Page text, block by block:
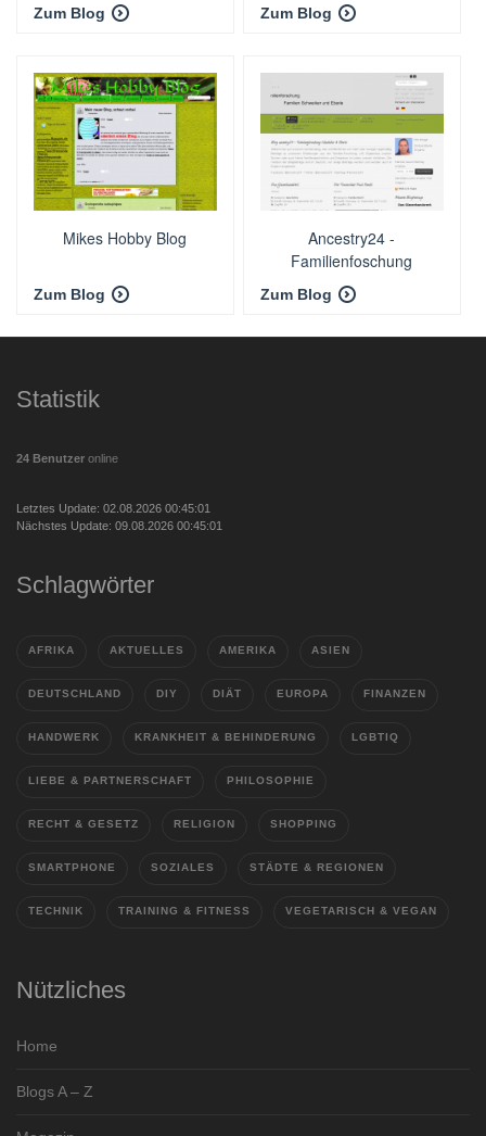
Zum Blog Zum Blog
Mikes Hobby Blog
Zum Blog
Ancestry24 -
Familienfoschung
Schweiker und Eberle
Zum Blog
Statistik
24 Benutzer online
Letztes Update: 02.08.2026 00:45:01
Nächstes Update: 09.08.2026 00:45:01
Schlagwörter
AFRIKA AKTUELLES AMERIKA ASIEN
DEUTSCHLAND DIY DIÄT EUROPA FINANZEN
HANDWERK KRANKHEIT & BEHINDERUNG LGBTIQ
LIEBE & PARTNERSCHAFT PHILOSOPHIE
RECHT & GESETZ RELIGION SHOPPING
SMARTPHONE SOZIALES STÄDTE & REGIONEN
TECHNIK TRAINING & FITNESS VEGETARISCH & VEGAN
Nützliches
Home
Blogs A – Z